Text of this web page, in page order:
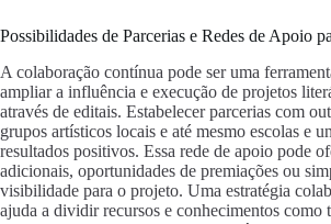
Possibilidades de Parcerias e Redes de Apoio
A colaboração contínua pode ser uma
ampliar a influência e execução de projetos
através de editais. Estabelecer parcerias com
grupos artísticos locais e até mesmo escolas e
resultados positivos. Essa rede de apoio pode
adicionais, oportunidades de premiações ou
visibilidade para o projeto. Uma estratégia
ajuda a dividir recursos e conhecimentos como